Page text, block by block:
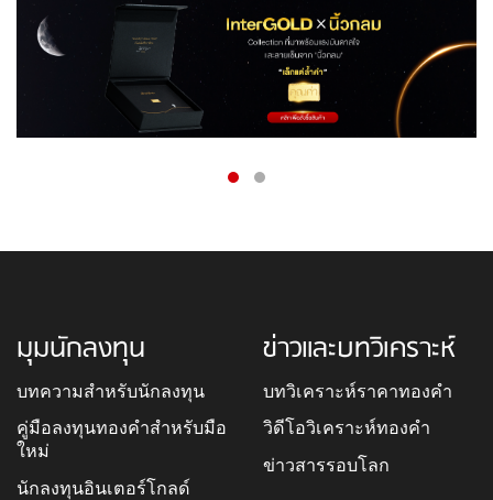
มุมนักลงทุน
บทความสำหรับนักลงทุน
คู่มือลงทุนทองคำสำหรับมือ
ใหม่
นักลงทุนอินเตอร์โกลด์
ข่าวและบทวิเคราะห์
บทวิเคราะห์ราคาทองคำ
วิดีโอวิเคราะห์ทองคำ
ข่าวสารรอบโลก